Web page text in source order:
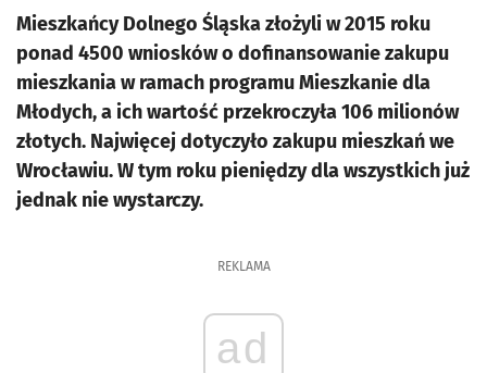
Mieszkańcy Dolnego Śląska złożyli w 2015 roku
ponad 4500 wniosków o dofinansowanie zakupu
mieszkania w ramach programu Mieszkanie dla
Młodych, a ich wartość przekroczyła 106 milionów
złotych. Najwięcej dotyczyło zakupu mieszkań we
Wrocławiu. W tym roku pieniędzy dla wszystkich już
jednak nie wystarczy.
REKLAMA
ad